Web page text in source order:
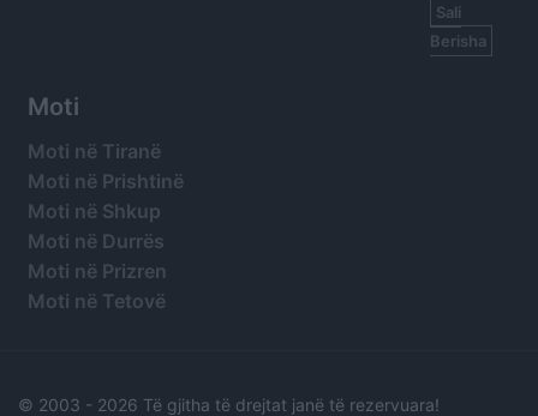
Sali
Berisha
Moti
Moti në Tiranë
Moti në Prishtinë
Moti në Shkup
Moti në Durrës
Moti në Prizren
Moti në Tetovë
© 2003 - 2026 Të gjitha të drejtat janë të rezervuara!